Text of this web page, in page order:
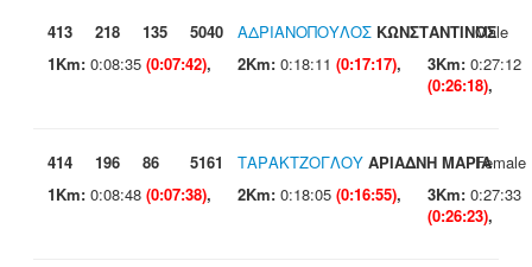
413 218 135 5040 ΑΔΡΙΑΝΟΠΟΥΛΟΣ ΚΩΝΣΤΑΝΤΙΝΟΣ
Male
1Km: 0:08:35 (0:07:42), 2Km: 0:18:11 (0:17:17), 3Km: 0:27:12
(0:26:18),
414 196 86 5161 ΤΑΡΑΚΤΖΟΓΛΟΥ ΑΡΙΑΔΝΗ ΜΑΡΙΑFemale
1Km: 0:08:48 (0:07:38), 2Km: 0:18:05 (0:16:55), 3Km: 0:27:33
(0:26:23),